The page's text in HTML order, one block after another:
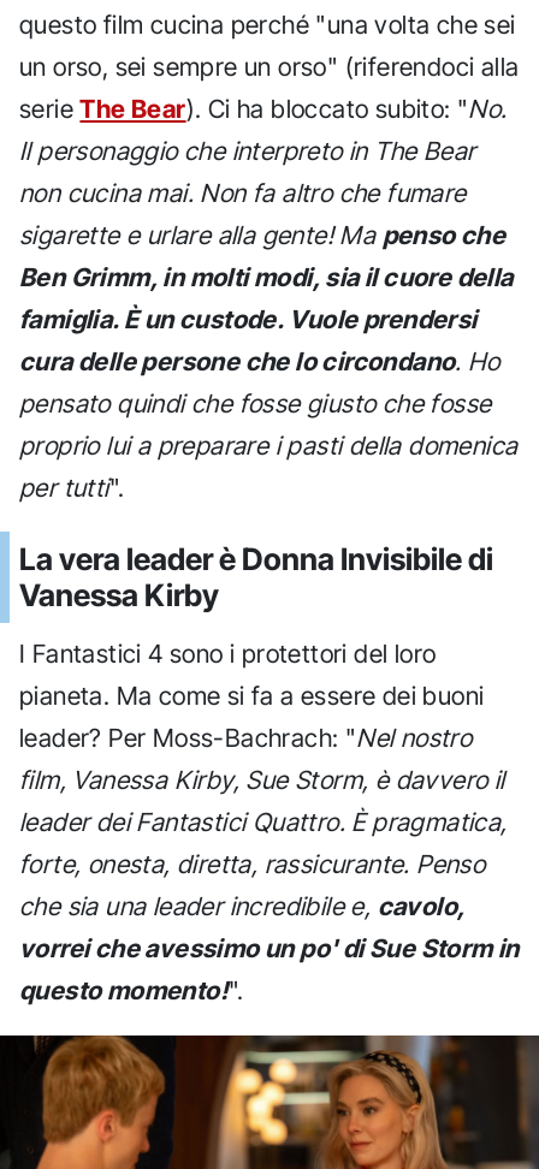
questo film cucina perché "una volta che sei
un orso, sei sempre un orso" (riferendoci alla
serieThe Bear). Ci ha bloccato subito: "No.
Il personaggio che interpreto in The Bear
non cucina mai. Non fa altro che fumare
sigarette e urlare alla gente! Ma penso che
Ben Grimm, in molti modi, sia il cuore della
famiglia. È un custode. Vuole prendersi
cura delle persone che lo circondano. Ho
pensato quindi che fosse giusto che fosse
proprio lui a preparare i pasti della domenica
per tutti".
La vera leader è Donna Invisibile di
Vanessa Kirby
I Fantastici 4 sono i protettori del loro
pianeta. Ma come si fa a essere dei buoni
leader? Per Moss-Bachrach: "Nel nostro
film, Vanessa Kirby, Sue Storm, è davvero il
leader dei Fantastici Quattro. È pragmatica,
forte, onesta, diretta, rassicurante. Penso
che sia una leader incredibile e, cavolo,
vorrei che avessimo un po' di Sue Storm in
questo momento!".